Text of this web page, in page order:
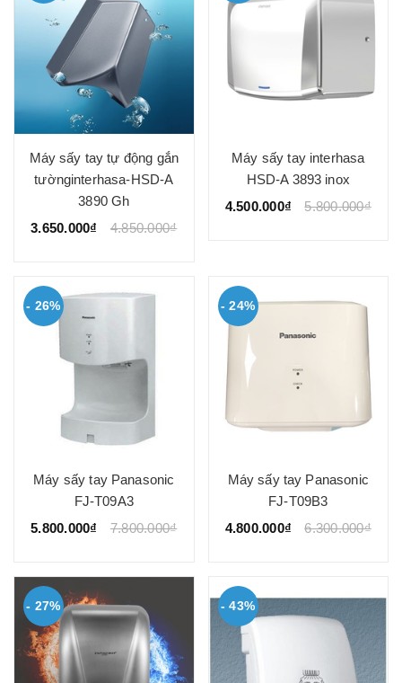
Máy sấy tay tự động gắn
tườnginterhasa-HSD-A
3890 Gh
3.650.000₫
4.850.000₫
Máy sấy tay interhasa
HSD-A 3893 inox
4.500.000₫
5.800.000₫
- 26%
Máy sấy tay Panasonic
FJ-T09A3
5.800.000₫
7.800.000₫
- 24%
Máy sấy tay Panasonic
FJ-T09B3
4.800.000₫
6.300.000₫
- 27% - 43%